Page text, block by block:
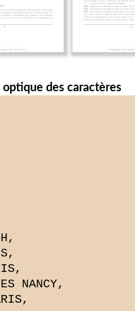
optique des caractères